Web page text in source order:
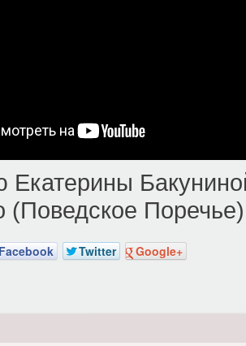
(Поведское
Twitter Google+